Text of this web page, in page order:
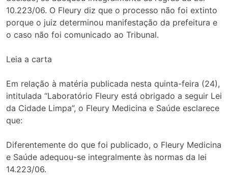
10.223/06. O Fleury diz que o processo não foi extinto
porque o juiz determinou manifestação da prefeitura e
o caso não foi comunicado ao Tribunal.
Leia a carta
Em relação à matéria publicada nesta quinta-feira (24),
intitulada “Laboratório Fleury está obrigado a seguir Lei
da Cidade Limpa”, o Fleury Medicina e Saúde esclarece
que:
Diferentemente do que foi publicado, o Fleury Medicina
e Saúde adequou-se integralmente às normas da lei
14.223/06.